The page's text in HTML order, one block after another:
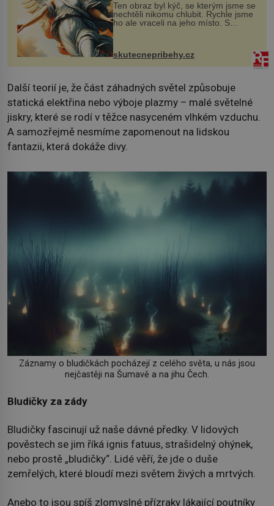
Ten obraz byl kýč, se kterým jsme se
nechtěli nikomu chlubit. Rychle jsme
ho ale vraceli na jeho místo. S
manželem Vaškem jsme si pořídili
chaloupku, takový domek na severu
Čech, kde jsme si naplánova...
skutecnepribehy.cz
Další teorií je, že část záhadných světel způsobuje
statická elektřina nebo výboje plazmy – malé světelné
jiskry, které se rodí v těžce nasyceném vlhkém vzduchu.
A samozřejmě nesmíme zapomenout na lidskou
fantazii, která dokáže divy.
Záznamy o bludičkách pocházejí z celého světa, u nás jsou
nejčastěji na Šumavě a na jihu Čech.
Bludičky za zády
Bludičky fascinují už naše dávné předky. V lidových
pověstech se jim říká ignis fatuus, strašidelný ohýnek,
nebo prostě „bludičky“. Lidé věří, že jde o duše
zemřelých, které bloudí mezi světem živých a mrtvých.
Anebo to jsou spíš zlomyslné přízraky lákající poutníky